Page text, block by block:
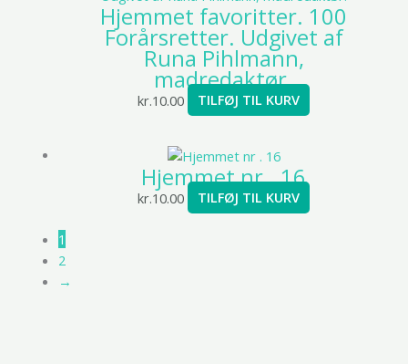
Hjemmet favoritter. 100
Forårsretter. Udgivet af
Runa Pihlmann,
madredaktør.
kr.10.00 TILFØJ TIL KURV
Hjemmet nr . 16
kr.10.00 TILFØJ TIL KURV
1
2
→